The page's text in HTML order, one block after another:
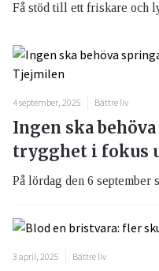
Få stöd till ett friskare och
4 september, 2025 Bättre liv
Ingen ska
trygghet i fokus
På lördag den 6 september
3 april, 2025 Bättre liv